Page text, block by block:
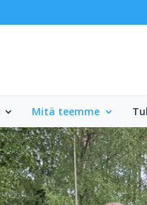
Mitä teemme